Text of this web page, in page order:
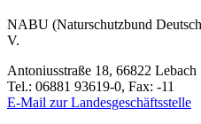
NABU (Naturschutzbund
V.
Antoniusstraße 18, 66822 Lebach
Tel.: 06881 93619-0, Fax: -11
E-Mail zur Landesgeschäftsstelle